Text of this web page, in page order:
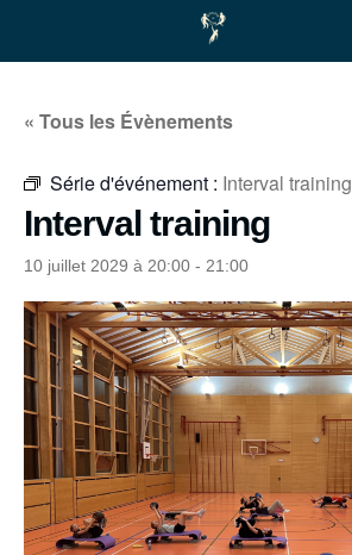
« Tous les Évènements
Série d'événement : Interval training
Interval training
10 juillet 2029 à 20:00 - 21:00